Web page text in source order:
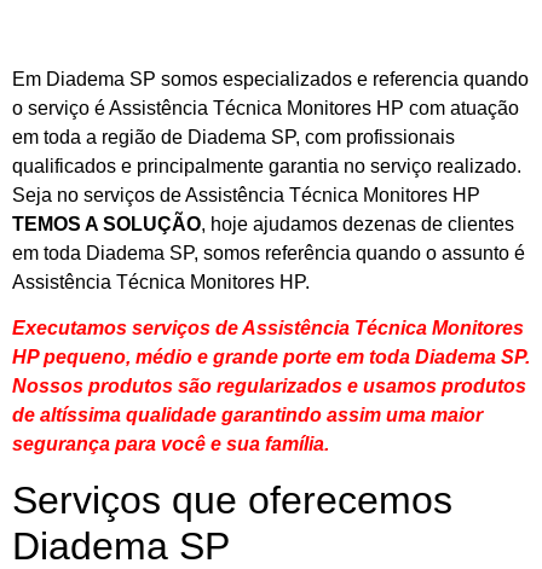
Em Diadema SP somos especializados e referencia quando
o serviço é Assistência Técnica Monitores HP com atuação
em toda a região de Diadema SP, com profissionais
qualificados e principalmente garantia no serviço realizado.
Seja no serviços de Assistência Técnica Monitores HP
TEMOS A SOLUÇÃO, hoje ajudamos dezenas de clientes
em toda Diadema SP, somos referência quando o assunto é
Assistência Técnica Monitores HP.
Executamos serviços de Assistência Técnica Monitores
HP pequeno, médio e grande porte em toda Diadema SP.
Nossos produtos são regularizados e usamos produtos
de altíssima qualidade garantindo assim uma maior
segurança para você e sua família.
Serviços que oferecemos
Diadema SP